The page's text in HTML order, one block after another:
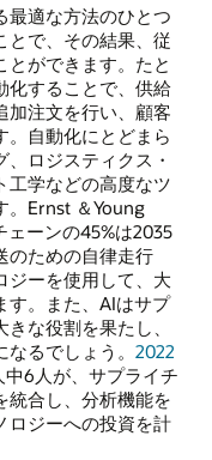
最適な方法のひとつ
とで、その結果、従
ができます。たと
化することで、供給
加注文を行い、顧客
。自動化にとどまら
ロジスティクス・
工学などの高度なツ
。Ernst ＆Young
ーンの45%は2035
のための自律走行
ジーを使用して、大
す。また、AIはサプ
な役割を果たし、
るでしょう。 2022
6人が、サプライチ
統合し、分析機能を
ロジーへの投資を計